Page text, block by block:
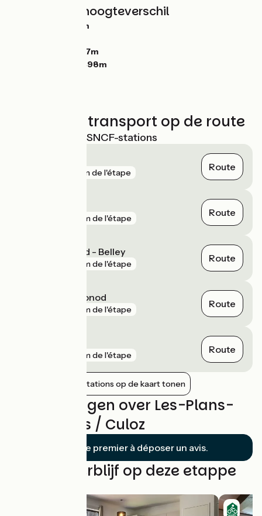
Hellingen en hoogteverschil
669m
237m
1498m
Treinen en transport op de route
Dichtstbijzijnde SNCF-stations
10 m de l'étape Route
4 km de l'étape Route
Virieu-le-Grand - Belley
4 km de l'étape Route
Seyssel - Corbonod
8 km de l'étape Route
9 km de l'étape Route
Nabijgelegen stations op de kaart tonen
Beoordelingen over Les-Plans-
D'hotonnes / Culoz
Soyez le premier à déposer un avis.
Vind uw verblijf op deze etappe